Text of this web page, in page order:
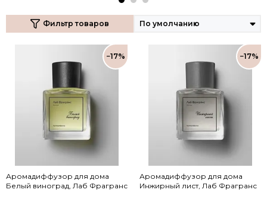
Фильтр товаров
−17%
Аромадиффузор для дома
Белый виноград, Лаб Фрагранс
−17%
Аромадиффузор для дома
Инжирный лист, Лаб Фрагранс